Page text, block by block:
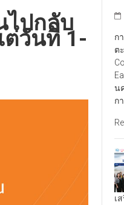
ไปกลับ
ต่วันที่ 1-
ก
ต
น
ก
เ